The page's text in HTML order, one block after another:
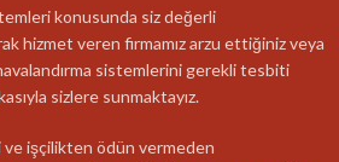
konusunda siz değerli
hizmet veren firmamız arzu ettiğiniz veya
sistemlerini gerekli tesbiti
sizlere sunmaktayız.
ve işçilikten ödün vermeden